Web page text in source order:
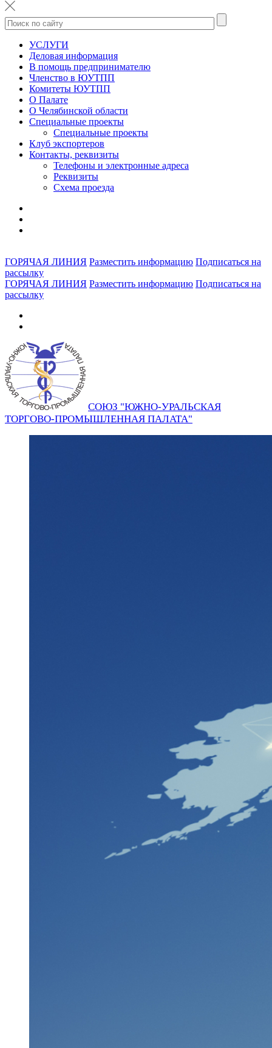
УСЛУГИ
Деловая информация
В помощь предпринимателю
Членство в ЮУТПП
Комитеты ЮУТПП
О Палате
О Челябинской области
Специальные проекты
Специальные проекты
Клуб экспортеров
Контакты, реквизиты
Телефоны и электронные адреса
Реквизиты
Схема проезда
ГОРЯЧАЯ ЛИНИЯ Разместить информацию Подписаться на
рассылку
ГОРЯЧАЯ ЛИНИЯ Разместить информацию Подписаться на
рассылку
СОЮЗ "ЮЖНО-УРАЛЬСКАЯ
ТОРГОВО-ПРОМЫШЛЕННАЯ ПАЛАТА"